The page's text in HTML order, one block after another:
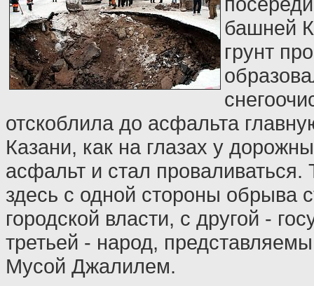
башней
грунт
отскоблила до асфальта
Казани, как на глазах у
асфальт и стал проваливаться.
здесь с одной стороны обрыва
городской власти, с другой -
третьей - народ,
Мусой Джалилем.